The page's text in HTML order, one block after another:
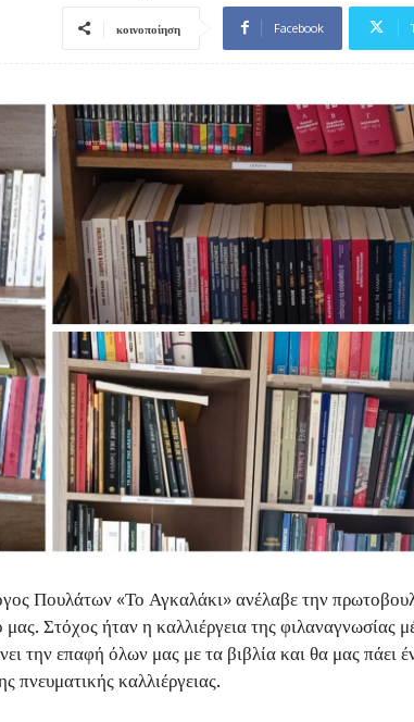
κοινοποίηση Facebook
Πουλάτων «Το Αγκαλάκι» ανέλαβε την
Στόχος ήταν η καλλιέργεια της φιλαναγνωσίας
την επαφή όλων μας με τα βιβλία και θα μας πάει
πνευματικής καλλιέργειας.